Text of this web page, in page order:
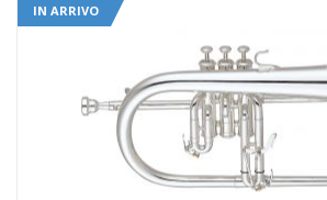
IN ARRIVO